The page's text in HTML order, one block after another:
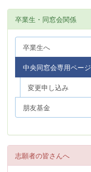
卒業生・同窓会関係
卒業生へ
中央同窓会専用ページ
変更申し込み
朋友基金
志願者の皆さんへ